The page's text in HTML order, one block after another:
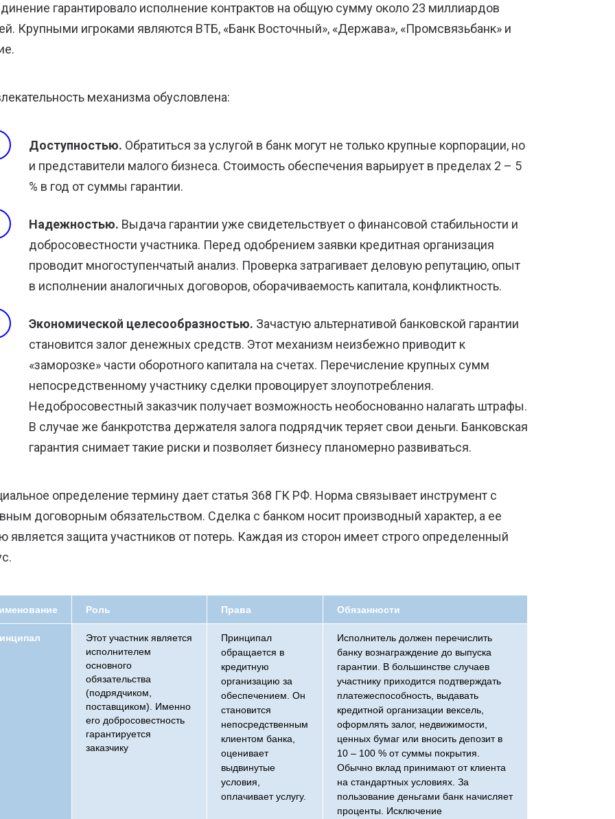
гарантировало исполнение контрактов на общую сумму около 23 миллиардов
Крупными игроками являются ВТБ, «Банк Восточный», «Держава», «Промсвязьбанк» и
механизма обусловлена:
Доступностью. Обратиться за услугой в банк могут не только крупные корпорации, но
и представители малого бизнеса. Стоимость обеспечения варьирует в пределах 2 – 5
% в год от суммы гарантии.
Надежностью. Выдача гарантии уже свидетельствует о финансовой стабильности и
добросовестности участника. Перед одобрением заявки кредитная организация
проводит многоступенчатый анализ. Проверка затрагивает деловую репутацию, опыт
в исполнении аналогичных договоров, оборачиваемость капитала, конфликтность.
Экономической целесообразностью. Зачастую альтернативой банковской гарантии
становится залог денежных средств. Этот механизм неизбежно приводит к
«заморозке» части оборотного капитала на счетах. Перечисление крупных сумм
непосредственному участнику сделки провоцирует злоупотребления.
Недобросовестный заказчик получает возможность необоснованно налагать штрафы.
В случае же банкротства держателя залога подрядчик теряет свои деньги. Банковская
гарантия снимает такие риски и позволяет бизнесу планомерно развиваться.
определение термину дает статья 368 ГК РФ. Норма связывает инструмент с
договорным обязательством. Сделка с банком носит производный характер, а ее
является защита участников от потерь. Каждая из сторон имеет строго определенный
Роль Права Обязанности
Этот участник является
исполнителем
основного
обязательства
(подрядчиком,
поставщиком). Именно
его добросовестность
гарантируется
заказчику
Принципал
обращается в
кредитную
организацию за
обеспечением. Он
становится
непосредственным
клиентом банка,
оценивает
выдвинутые
условия,
оплачивает услугу.
Исполнитель должен перечислить
банку вознаграждение до выпуска
гарантии. В большинстве случаев
участнику приходится подтверждать
платежеспособность, выдавать
кредитной организации вексель,
оформлять залог, недвижимости,
ценных бумаг или вносить депозит в
10 – 100 % от суммы покрытия.
Обычно вклад принимают от клиента
на стандартных условиях. За
пользование деньгами банк начисляет
проценты. Исключение